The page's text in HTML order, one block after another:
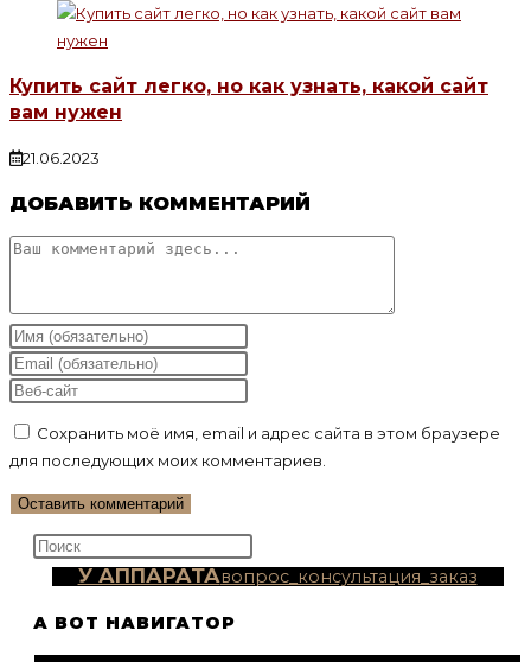
Купить сайт легко, но как узнать, какой сайт
вам нужен
21.06.2023
ДОБАВИТЬ КОММЕНТАРИЙ
Комментарий
Введите
свое
имя
имя
пользователя,
чтобы
Введите
свой
адрес,
чтобы
прокомментировать
Введите
вашего
веб-
сайта
Сохранить моё имя, email и адрес сайта в этом браузере
для последующих моих комментариев.
клавишу
закрыть
У АППАРАТАвопрос_консультация_заказ
А ВОТ НАВИГАТОР